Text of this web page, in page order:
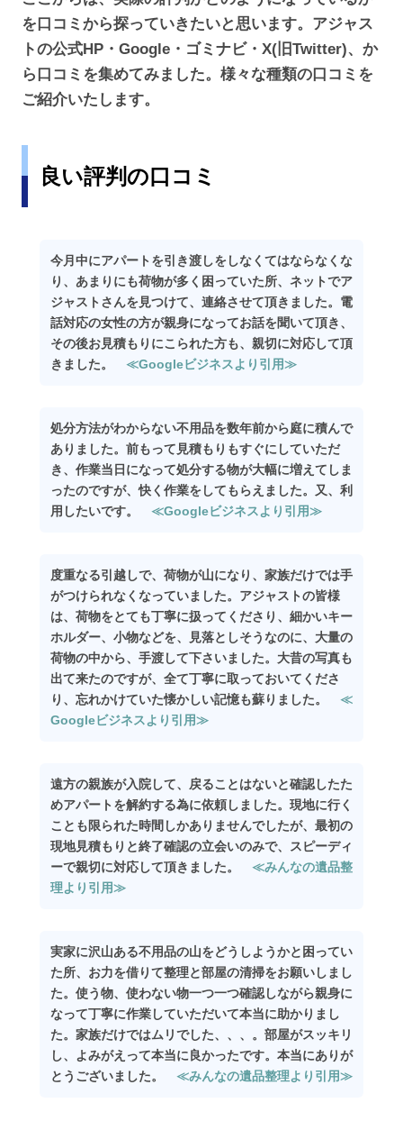
を口コミから探っていきたいと思います。アジャス
トの公式HP・Google・ゴミナビ・X(旧Twitter)、か
ら口コミを集めてみました。様々な種類の口コミを
ご紹介いたします。
良い評判の口コミ
今月中にアパートを引き渡しをしなくてはならなくな
り、あまりにも荷物が多く困っていた所、ネットでア
ジャストさんを見つけて、連絡させて頂きました。電
話対応の女性の方が親身になってお話を聞いて頂き、
その後お見積もりにこられた方も、親切に対応して頂
きました。 ≪Googleビジネスより引用≫
処分方法がわからない不用品を数年前から庭に積んで
ありました。前もって見積もりもすぐにしていただ
き、作業当日になって処分する物が大幅に増えてしま
ったのですが、快く作業をしてもらえました。又、利
用したいです。 ≪Googleビジネスより引用≫
度重なる引越しで、荷物が山になり、家族だけでは手
がつけられなくなっていました。アジャストの皆様
は、荷物をとても丁寧に扱ってくださり、細かいキー
ホルダー、小物などを、見落としそうなのに、大量の
荷物の中から、手渡して下さいました。大昔の写真も
出て来たのですが、全て丁寧に取っておいてくださ
り、忘れかけていた懐かしい記憶も蘇りました。 ≪
Googleビジネスより引用≫
遠方の親族が入院して、戻ることはないと確認したた
めアパートを解約する為に依頼しました。現地に行く
ことも限られた時間しかありませんでしたが、最初の
現地見積もりと終了確認の立会いのみで、スピーディ
ーで親切に対応して頂きました。 ≪みんなの遺品整
理より引用≫
実家に沢山ある不用品の山をどうしようかと困ってい
た所、お力を借りて整理と部屋の清掃をお願いしまし
た。使う物、使わない物一つ一つ確認しながら親身に
なって丁寧に作業していただいて本当に助かりまし
た。家族だけではムリでした、、、。部屋がスッキリ
し、よみがえって本当に良かったです。本当にありが
とうございました。 ≪みんなの遺品整理より引用≫